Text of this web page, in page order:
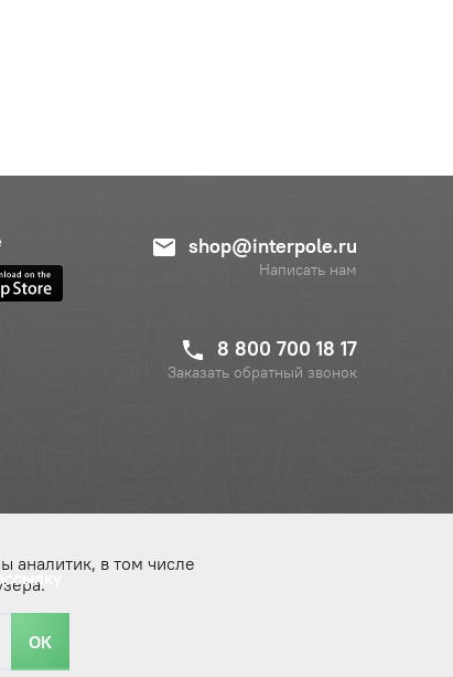
shop@interpole.ru
Написать нам
8 800 700 18 17
Заказать обратный звонок
ОК
аналитик, в том числе